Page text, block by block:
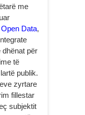
me
Open Data,
dhënat për
të
publik.
zyrtare
fillestar
subjektit